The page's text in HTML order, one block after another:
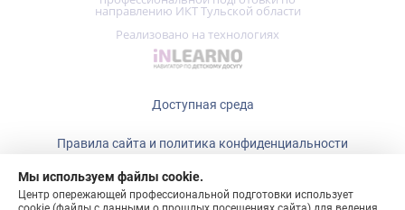
Доступная среда
Мы используем файлы cookie.
cookie (файлы с данными о прошлых посещениях сайта) для ведения
политикой конфиденциальности:
ПОНЯТНО!